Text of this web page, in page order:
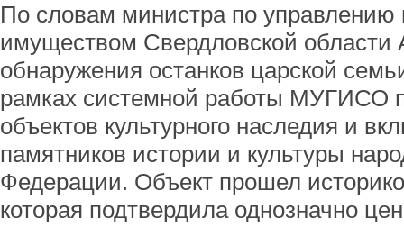
По словам министра по управлению
имуществом Свердловской области
обнаружения останков царской
рамках системной работы МУГИСО
объектов культурного наследия и
памятников истории и культуры
Федерации. Объект прошел
которая подтвердила однозначно